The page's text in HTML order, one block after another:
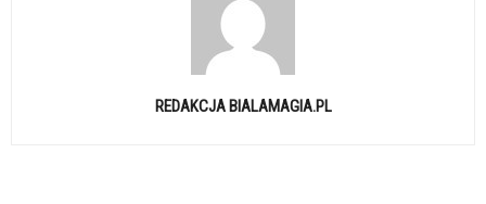
REDAKCJA BIALAMAGIA.PL